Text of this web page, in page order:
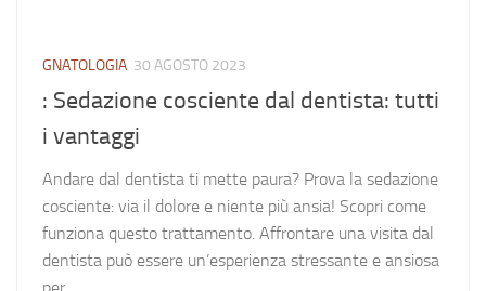
GNATOLOGIA 30 AGOSTO 2023
: Sedazione cosciente dal dentista: tutti
i vantaggi
Andare dal dentista ti mette paura? Prova la sedazione
cosciente: via il dolore e niente più ansia! Scopri come
funziona questo trattamento. Affrontare una visita dal
dentista può essere un’esperienza stressante e ansiosa